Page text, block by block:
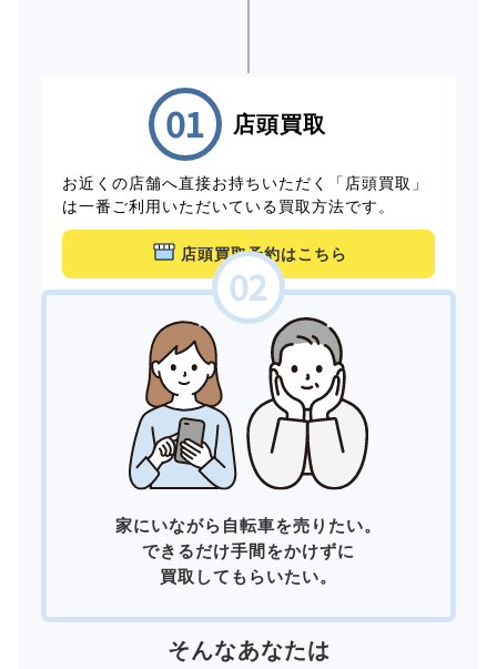
店頭買取
お近くの店舗へ直接お持ちいただく「店頭買取」
は一番ご利用いただいている買取方法です。
店頭買取予約はこちら
家にいながら自転車を売りたい。
できるだけ手間をかけずに
買取してもらいたい。
そんなあなたは